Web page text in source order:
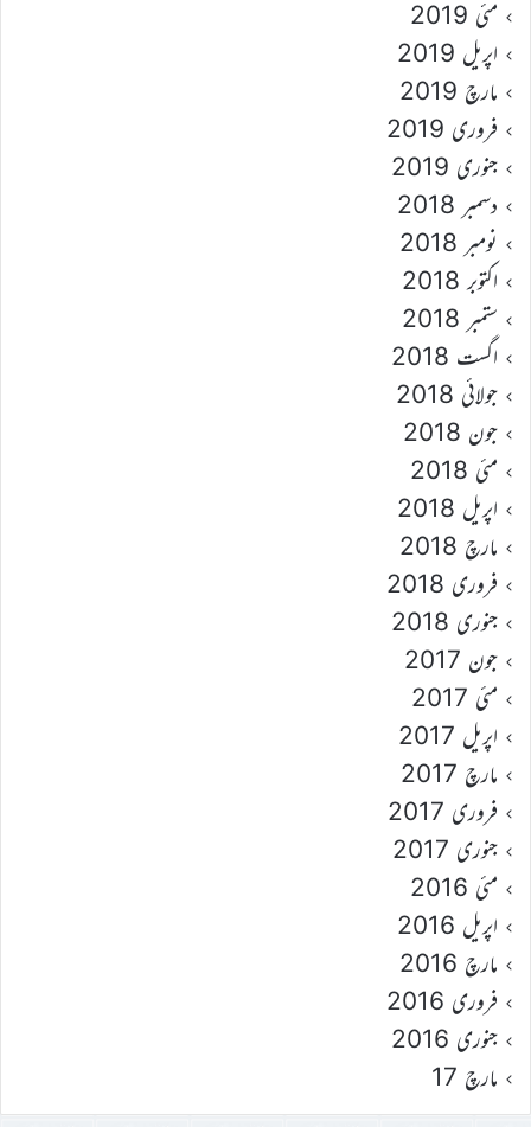
مئی 2019
اپریل 2019
مارچ 2019
فروری 2019
جنوری 2019
دسمبر 2018
نومبر 2018
اکتوبر 2018
ستمبر 2018
اگست 2018
جولائی 2018
جون 2018
مئی 2018
اپریل 2018
مارچ 2018
فروری 2018
جنوری 2018
جون 2017
مئی 2017
اپریل 2017
مارچ 2017
فروری 2017
جنوری 2017
مئی 2016
اپریل 2016
مارچ 2016
فروری 2016
جنوری 2016
مارچ 17